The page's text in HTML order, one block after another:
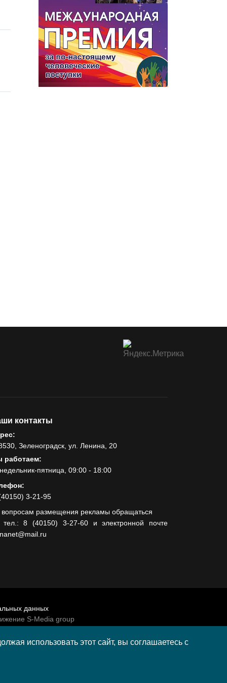
контакты
Зеленоградск, ул. Ленина, 20
работаем:
пятница, 09:00 - 18:00
3-21-95
размещения рекламы обращаться
тел.: 8 (40150) 3-27-60 и электронной почте
данных
S-Media group
использовать этот сайт, вы соглашаетесь с